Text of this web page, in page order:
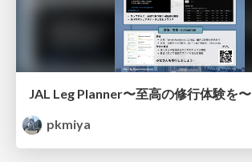
JAL Leg Planner〜至高の修行体験を〜
pkmiya